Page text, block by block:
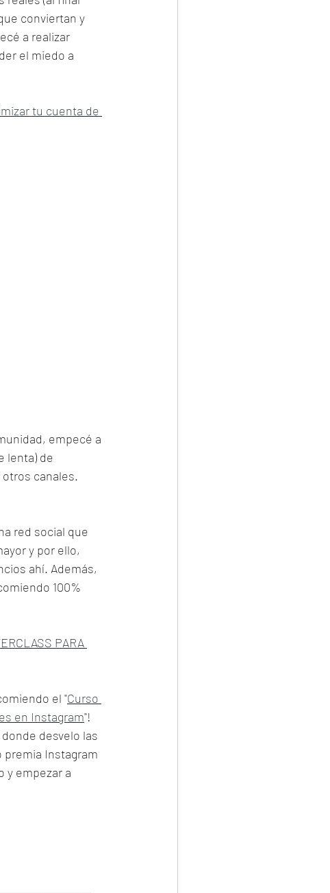
conviertan y
a realizar
el miedo a
tu cuenta de
empecé a
lenta) de
canales.
red social que
y por ello,
ahí. Además,
100%
PARA
el "Curso
en Instagram"!
desvelo las
Instagram
y empezar a